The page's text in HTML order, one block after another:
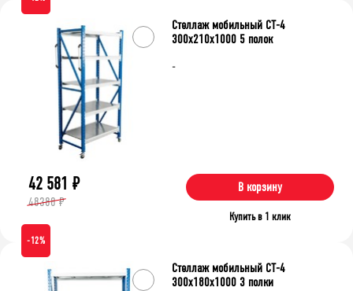
оцинкованное окрашенные
Тип сборки
зацепы на болтах
Очистить фильтр
-
Стеллаж мобильный СТ-4
300x210x1000 5 полок
42 581 ₽
48388 ₽
В корзину
Купить в 1 клик
-12%
Стеллаж мобильный СТ-4
300x180x1000 3 полки